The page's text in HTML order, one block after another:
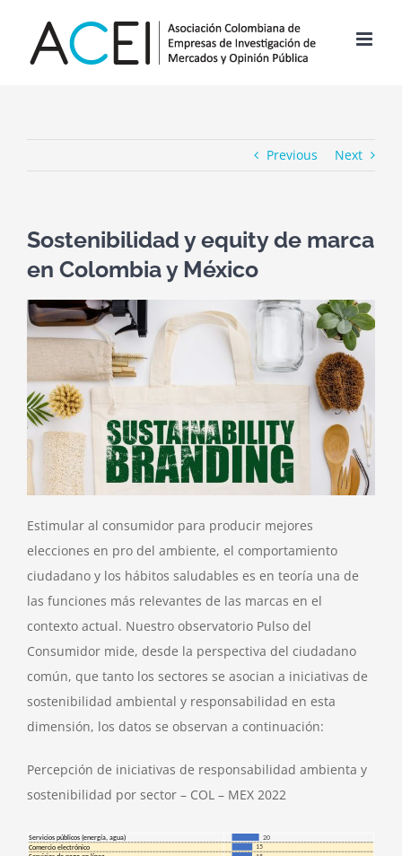
content
Previous Next
Sostenibilidad y equity de marca
en Colombia y México
Estimular al consumidor para producir mejores
elecciones en pro del ambiente, el comportamiento
ciudadano y los hábitos saludables es en teoría una de
las funciones más relevantes de las marcas en el
contexto actual. Nuestro observatorio Pulso del
Consumidor mide, desde la perspectiva del ciudadano
común, que tanto los sectores se asocian a iniciativas de
sostenibilidad ambiental y responsabilidad en esta
dimensión, los datos se observan a continuación:
Percepción de iniciativas de responsabilidad ambienta y
sostenibilidad por sector – COL – MEX 2022